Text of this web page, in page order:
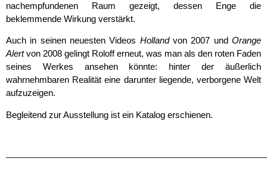
nach­empfundenen Raum gezeigt, dessen Enge die
beklemmende Wir­kung verstärkt.
Auch in seinen neuesten Videos Hollandvon 2007 undOrange
Alertvon 2008 gelingt Roloff erneut, was man als den roten Faden
seines Werkes ansehen könn­te: hinter der äußerlich
wahrnehmbaren Realität eine da­run­ter liegende, verborgene Welt
aufzuzeigen.
Begleitend zur Ausstellung ist ein Katalog erschienen.